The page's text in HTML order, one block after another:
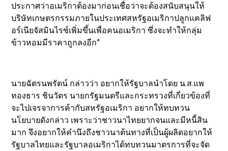
ประกาศว่าอเมริกาต้องมาก่อนเชื่อว่าจะต้องสนับสนุนให้
บริษัทเกษตรกรรมภายในประเทศสหรัฐอเมริกาปลูกแคลิฟ
อร์เนียจัสมินไรซ์เพิ่มขึ้นเพื่อคนอเมริกา ซึ่งจะทำให้กลุ่ม
ข้าวหอมมีราคาถูกลงอีก”
นายฉัตรนพรัตน์ กล่าวว่า อยากให้รัฐบาลนำโดย น.ส.แพ
ทองธาร ชินวัตร นายกรัฐมนตรีและกระทรวงที่เกี่ยวข้องที่
จะไปเจรจาการค้ากับสหรัฐอเมริกา อยากให้ทบทวน
นโยบายดังกล่าว เพราะว่าชาวนาไทยยากจนและมีหนี้สิน
มาก จึงอยากให้คำนึงถึงชาวนาต้นทางที่เป็นผู้ผลิตอยากให้
รัฐบาลไทยและรัฐบาลอเมริกาได้ทบทวนมาตรการที่จะจัด